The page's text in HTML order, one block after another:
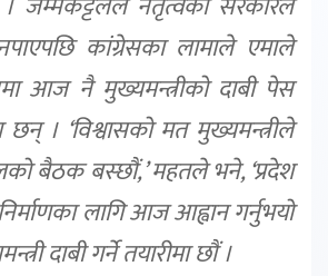
कांग्रेसका लामाले एमाले
आज नै मुख्यमन्त्रीको दाबी पेस
छन् । ‘विश्वासको मत मुख्यमन्त्रीले
बैठक बस्छौं,’ महतले भने, ‘प्रदेश
लागि आज आह्वान गर्नुभयो
दाबी गर्ने तयारीमा छौं ।